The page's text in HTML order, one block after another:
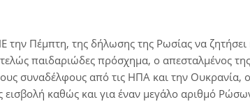
Πέμπτη, της δήλωσης της Ρωσίας να
παιδαριώδες πρόσχημα, ο απεσταλμένος
συναδέλφους από τις ΗΠΑ και την Ουκρανία,
καθώς και για έναν μεγάλο αριθμό